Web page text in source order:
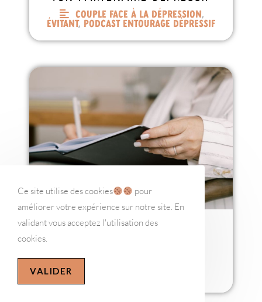
Couple face à la dépression,
Évitant, Podcast entourage dépressif
Les 5 phases de la
Ce site utilise des cookies
pour
améliorer votre expérience sur notre site. En
validant vous acceptez l'utilisation des
cookies.
VALIDER